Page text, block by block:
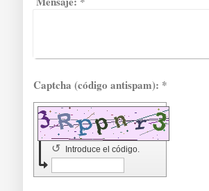
Captcha (código antispam): *
Introduce el código.
↺